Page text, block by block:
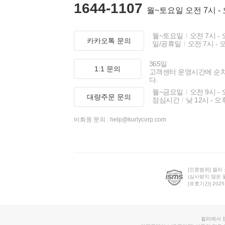
1644-1107 월~토요일 오전 7시 -
카카오톡 문의
월~토요일
오전 7시 -
일/공휴일
오전 7시 -
1:1 문의
365일
고객센터 운영시간에 순
다.
대량주문 문의
월~금요일
오전 9시 -
점심시간
낮 12시 - 오
비회원 문의 : help@kurlycorp.com
[인증범위] 컬리
(심사받지 않은
[유효기간]
컬리에서